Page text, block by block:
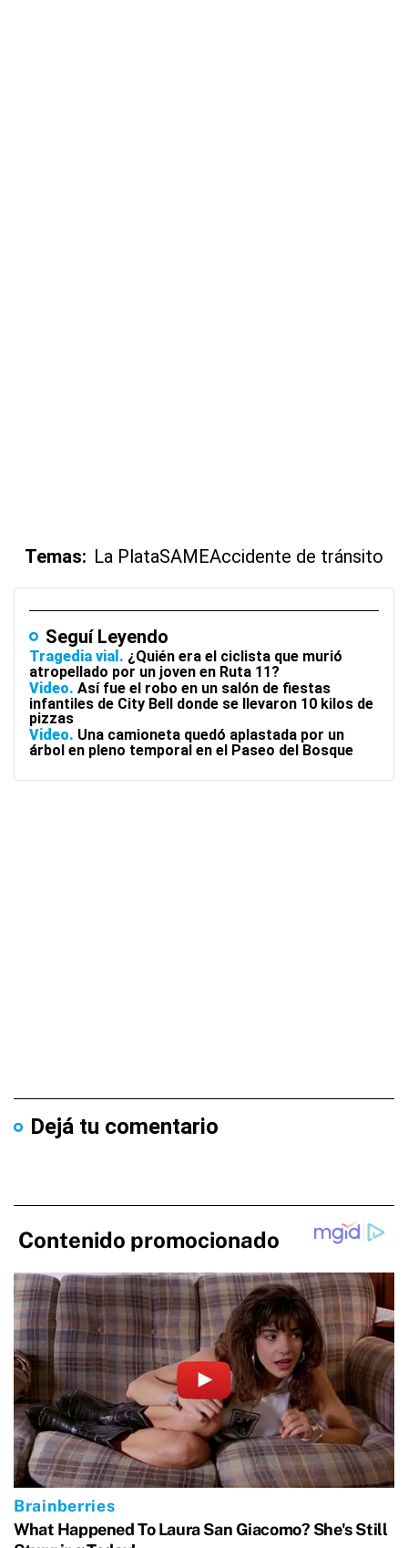
Temas: La PlataSAMEAccidente de tránsito
Seguí Leyendo
Tragedia vial
¿Quién era el ciclista que murió
atropellado por un joven en Ruta 11?
Video Así fue el robo en un salón de fiestas
infantiles de City Bell donde se llevaron 10 kilos de
pizzas
Video Una camioneta quedó aplastada por un
árbol en pleno temporal en el Paseo del Bosque
Dejá tu comentario